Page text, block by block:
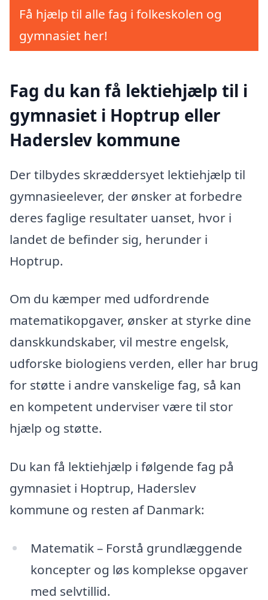
Få hjælp til alle fag i folkeskolen og
gymnasiet her!
Fag du kan få lektiehjælp til i
gymnasiet i Hoptrup eller
Haderslev kommune
Der tilbydes skræddersyet lektiehjælp til
gymnasieelever, der ønsker at forbedre
deres faglige resultater uanset, hvor i
landet de befinder sig, herunder i
Hoptrup.
Om du kæmper med udfordrende
matematikopgaver, ønsker at styrke dine
danskkundskaber, vil mestre engelsk,
udforske biologiens verden, eller har brug
for støtte i andre vanskelige fag, så kan
en kompetent underviser være til stor
hjælp og støtte.
Du kan få lektiehjælp i følgende fag på
gymnasiet i Hoptrup, Haderslev
kommune og resten af Danmark:
Matematik – Forstå grundlæggende
koncepter og løs komplekse opgaver
med selvtillid.